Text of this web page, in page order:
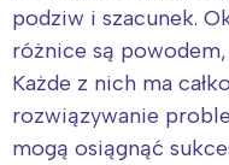
podziw i szacunek.
różnice są
Każde z nich ma
rozwiązywanie
mogą osiągnąć